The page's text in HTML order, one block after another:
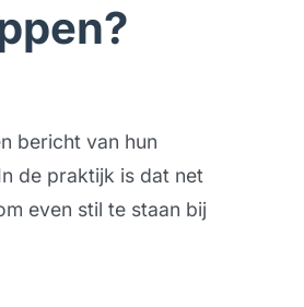
bericht van hun
de praktijk is dat net
even stil te staan bij